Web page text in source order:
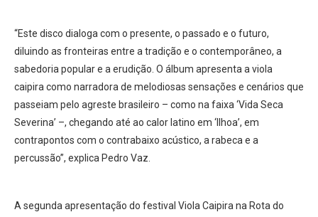
“Este disco dialoga com o presente, o passado e o futuro,
diluindo as fronteiras entre a tradição e o contemporâneo, a
sabedoria popular e a erudição. O álbum apresenta a viola
caipira como narradora de melodiosas sensações e cenários que
passeiam pelo agreste brasileiro – como na faixa ‘Vida Seca
Severina’ –, chegando até ao calor latino em ‘Ilhoa’, em
contrapontos com o contrabaixo acústico, a rabeca e a
percussão”, explica Pedro Vaz.
A segunda apresentação do festival Viola Caipira na Rota do